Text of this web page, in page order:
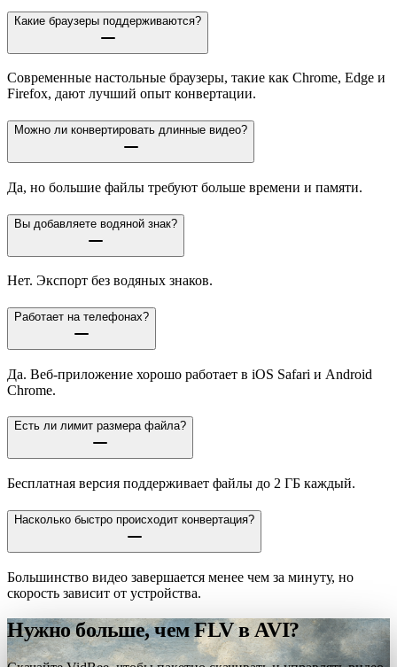
Какие браузеры поддерживаются?
Современные настольные браузеры, такие как Chrome, Edge и
Firefox, дают лучший опыт конвертации.
Можно ли конвертировать длинные видео?
Да, но большие файлы требуют больше времени и памяти.
Вы добавляете водяной знак?
Нет. Экспорт без водяных знаков.
Работает на телефонах?
Да. Веб-приложение хорошо работает в iOS Safari и Android
Chrome.
Есть ли лимит размера файла?
Бесплатная версия поддерживает файлы до 2 ГБ каждый.
Насколько быстро происходит конвертация?
Большинство видео завершается менее чем за минуту, но
скорость зависит от устройства.
Нужно больше, чем FLV в AVI?